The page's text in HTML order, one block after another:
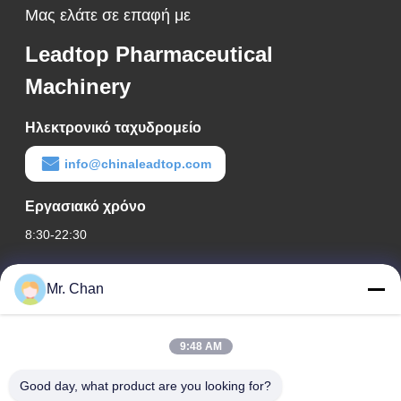
Μας ελάτε σε επαφή με
Leadtop Pharmaceutical
Machinery
Ηλεκτρονικό ταχυδρομείο
info@chinaleadtop.com
Εργασιακό χρόνο
8:30-22:30
Η διεύθυνσή μας
Διεύθυνση εταιρείας
Διεύθυνση εργοστασίου
Mr. Chan
9:48 AM
Good day, what product are you looking for?